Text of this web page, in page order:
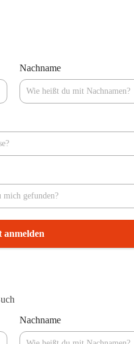
Nachname
anmelden
Nachname